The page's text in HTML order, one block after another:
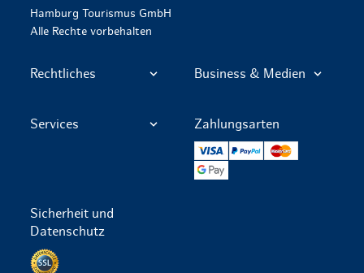
Hamburg Tourismus GmbH
Alle Rechte vorbehalten
Rechtliches Business & Medien
Services Zahlungsarten
PayPal
Sicherheit und
Datenschutz